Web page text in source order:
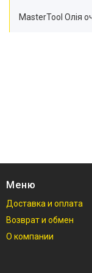
MasterTool Олія
Меню
Доставка и оплата
Возврат и обмен
О компании